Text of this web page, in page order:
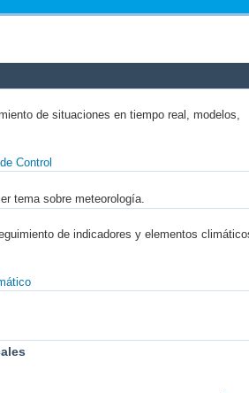
de situaciones en tiempo real, modelos,
Control
tema sobre meteorología.
de indicadores y elementos